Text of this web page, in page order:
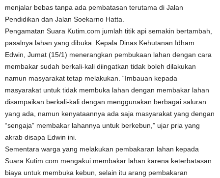
menjalar bebas tanpa ada pembatasan terutama di Jalan
Pendidikan dan Jalan Soekarno Hatta.
Pengamatan Suara Kutim.com jumlah titik api semakin bertambah,
pasalnya lahan yang dibuka. Kepala Dinas Kehutanan Idham
Edwin, Jumat (15/1) menerangkan pembukaan lahan dengan cara
membakar sudah berkali-kali diingatkan tidak boleh dilakukan
namun masyarakat tetap melakukan. “Imbauan kepada
masyarakat untuk tidak membuka lahan dengan membakar lahan
disampaikan berkali-kali dengan menggunakan berbagai saluran
yang ada, namun kenyataannya ada saja masyarakat yang dengan
“sengaja” membakar lahannya untuk berkebun,” ujar pria yang
akrab disapa Edwin ini.
Sementara warga yang melakukan pembakaran lahan kepada
Suara Kutim.com mengakui membakar lahan karena keterbatasan
biaya untuk membuka kebun, selain itu arang pembakaran